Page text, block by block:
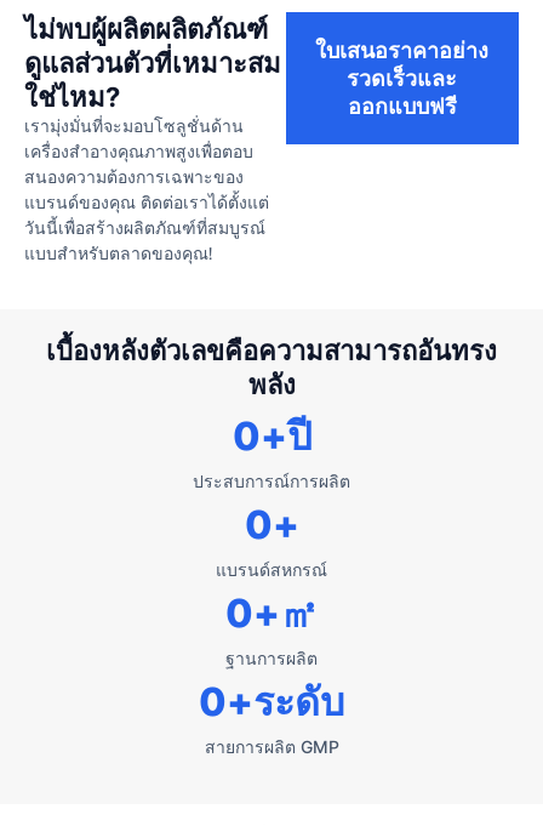
ไม่พบผู้ผลิตผลิตภัณฑ์
ดูแลส่วนตัวที่เหมาะสม
ใช่ไหม?
เรามุ่งมั่นที่จะมอบโซลูชั่นด้าน
เครื่องสำอางคุณภาพสูงเพื่อตอบ
สนองความต้องการเฉพาะของ
แบรนด์ของคุณ ติดต่อเราได้ตั้งแต่
วันนี้เพื่อสร้างผลิตภัณฑ์ที่สมบูรณ์
แบบสำหรับตลาดของคุณ!
ใบเสนอราคาอย่าง
รวดเร็วและ
ออกแบบฟรี
เบื้องหลังตัวเลขคือความสามารถอันทรง
พลัง
ประสบการณ์การผลิต
0+ปี
แบรนด์สหกรณ์
0+
ฐานการผลิต
0+㎡
สายการผลิต GMP
0+ระดับ